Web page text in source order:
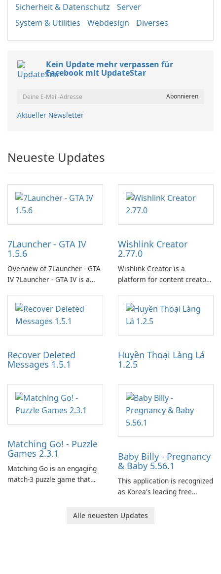
Sicherheit & Datenschutz
Server
System & Utilities
Webdesign Diverses
Kein Update mehr verpassen für
Facebook mit UpdateStar
Aktueller Newsletter
Neueste Updates
7Launcher - GTA IV
1.5.6
Overview of 7Launcher - GTA
IV 7Launcher - GTA IV is a
application designed to
optimize the gaming
experience for Grand Theft
Auto IV.
Wishlink Creator
2.77.0
Wishlink Creator is a
platform for content creators
work through built-in brand
partnerships and integrated
tools for content distribution
and audience engagement.
Recover Deleted
Messages 1.5.1
Huyền Thoại Làng Lá
1.2.5
Matching Go! - Puzzle
Games 2.3.1
Matching Go is an engaging
match-3 puzzle game that
Ollie, on an adventurous
Baby Billy - Pregnancy
& Baby 5.56.1
This application is recognized
as Korea's leading free
baby tracking, offering
Alle neuesten Updates